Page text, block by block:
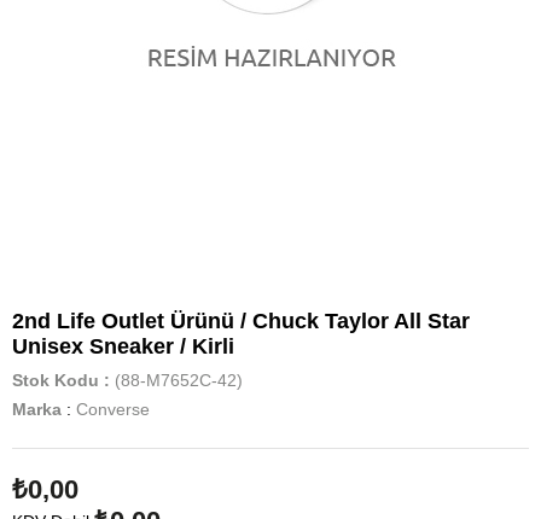
2nd Life Outlet Ürünü / Chuck Taylor All Star
Unisex Sneaker / Kirli
Stok Kodu
(88-M7652C-42)
Marka : Converse
₺0,00